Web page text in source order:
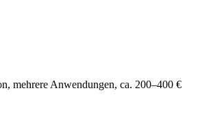
mehrere Anwendungen, ca. 200–400 €